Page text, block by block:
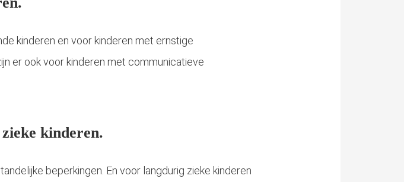
kinderen en voor kinderen met ernstige
er ook voor kinderen met communicatieve
kinderen.
beperkingen. En voor langdurig zieke kinderen